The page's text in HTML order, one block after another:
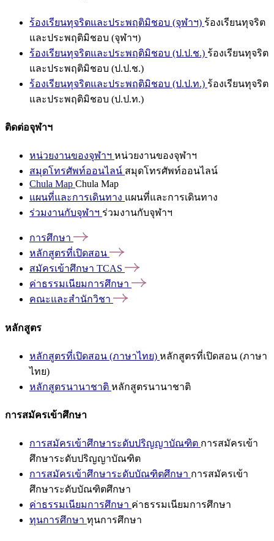
ร้องเรียนทุจริตและประพฤติมิชอบ (จุฬาฯ) ร้องเรียนทุจริต
และประพฤติมิชอบ (จุฬาฯ)
ร้องเรียนทุจริตและประพฤติมิชอบ (ป.ป.ช.) ร้องเรียนทุจริต
และประพฤติมิชอบ (ป.ป.ช.)
ร้องเรียนทุจริตและประพฤติมิชอบ (ป.ป.ท.) ร้องเรียนทุจริต
และประพฤติมิชอบ (ป.ป.ท.)
ติดต่อจุฬาฯ
หน่วยงานของจุฬาฯ หน่วยงานของจุฬาฯ
สมุดโทรศัพท์ออนไลน์ สมุดโทรศัพท์ออนไลน์
Chula Map Chula Map
แผนที่และการเดินทาง แผนที่และการเดินทาง
ร่วมงานกับจุฬาฯ ร่วมงานกับจุฬาฯ
การศึกษา
หลักสูตรที่เปิดสอน
สมัครเข้าศึกษา TCAS
ค่าธรรมเนียมการศึกษา
คณะและสำนักวิชา
หลักสูตร
หลักสูตรที่เปิดสอน (ภาษาไทย) หลักสูตรที่เปิดสอน (ภาษา
ไทย)
หลักสูตรนานาชาติ หลักสูตรนานาชาติ
การสมัครเข้าศึกษา
การสมัครเข้าศึกษาระดับปริญญาบัณฑิต การสมัครเข้า
ศึกษาระดับปริญญาบัณฑิต
การสมัครเข้าศึกษาระดับบัณฑิตศึกษา การสมัครเข้า
ศึกษาระดับบัณฑิตศึกษา
ค่าธรรมเนียมการศึกษา ค่าธรรมเนียมการศึกษา
ทุนการศึกษา ทุนการศึกษา